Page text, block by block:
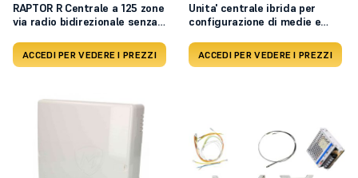
RAPTOR R Centrale a 125 zone
via radio bidirezionale senza
VacACCEDI PER VEDERE I PREZZI
Unita' centrale ibrida per
configurazione di medie e
ACCEDI PER VEDERE I PREZZI